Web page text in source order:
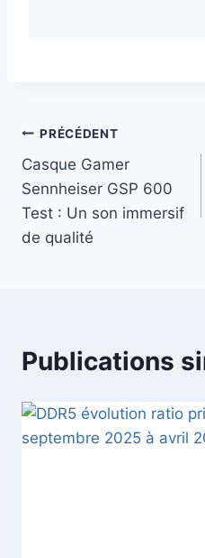
Navigation
de
l’article
PRÉCÉDENT
Casque Gamer
Sennheiser GSP 600
Test : Un son immersif
de qualité
Publications